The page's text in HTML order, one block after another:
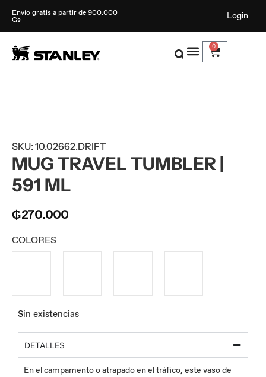
Envío gratis a partir de 900.000
Gs
Login
0
SKU: 10.02662.DRIFT
MUG TRAVEL TUMBLER |
591 ML
₲270.000
COLORES
Sin existencias
DETALLES
En el campamento o atrapado en el tráfico, este vaso de